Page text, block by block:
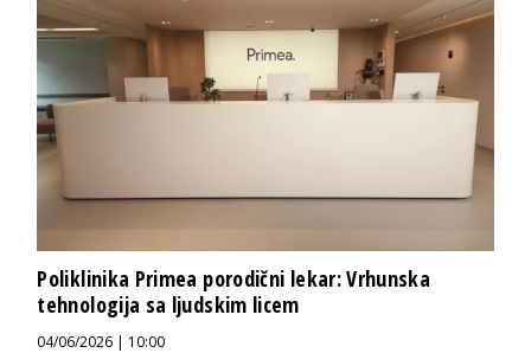
Poliklinika Primea porodični lekar: Vrhunska
tehnologija sa ljudskim licem
04/06/2026 | 10:00